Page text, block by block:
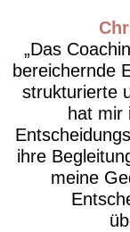
Das
bereichernde
strukturierte
hat mir
ihre
meine